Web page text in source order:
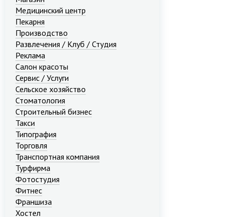
Медицинский центр
Пекарня
Производство
Развлечения / Клуб / Студия
Реклама
Салон красоты
Сервис / Услуги
Сельское хозяйство
Стоматология
Строительный бизнес
Такси
Типография
Торговля
Транспортная компания
Турфирма
Фотостудия
Фитнес
Франшиза
Хостел